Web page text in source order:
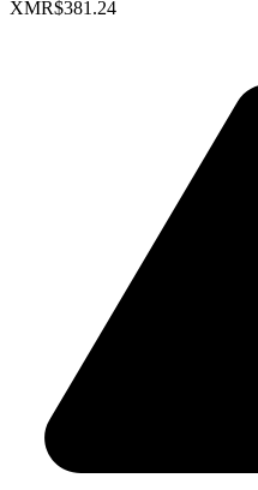
XMR$381.24